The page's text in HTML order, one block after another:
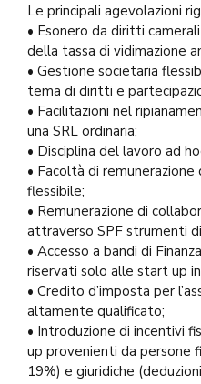
Le principali agevolazioni
• Esonero da diritti
della tassa di vidimazione
• Gestione societaria
tema di diritti e
• Facilitazioni nel
una SRL ordinaria;
• Disciplina del lavoro ad
• Facoltà di
flessibile;
• Remunerazione di
attraverso SPF strumenti
• Accesso a bandi di
riservati solo alle start up
• Credito d’imposta per
altamente qualificato;
• Introduzione di incentivi
up provenienti da persone
19%) e giuridiche